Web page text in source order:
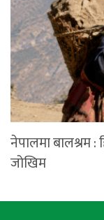
नेपालमा बालश्रम :
जोखिम